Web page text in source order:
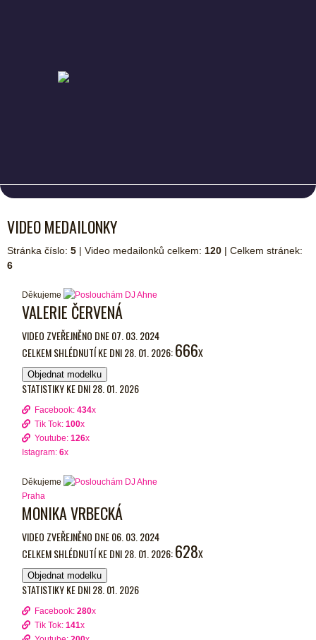
VIDEO MEDAILONKY
Stránka číslo: 5 | Video medailonků celkem: 120 | Celkem stránek:
6
Děkujeme
VALERIE ČERVENÁ
VIDEO ZVEŘEJNĚNO DNE 07. 03. 2024
CELKEM SHLÉDNUTÍ KE DNI 28. 01. 2026:666X
Objednat modelku
STATISTIKY KE DNI 28. 01. 2026
Facebook:434x
Tik Tok:100x
Youtube:126x
Istagram:6x
Děkujeme
Praha
MONIKA VRBECKÁ
VIDEO ZVEŘEJNĚNO DNE 06. 03. 2024
CELKEM SHLÉDNUTÍ KE DNI 28. 01. 2026:628X
Objednat modelku
STATISTIKY KE DNI 28. 01. 2026
Facebook:280x
Tik Tok:141x